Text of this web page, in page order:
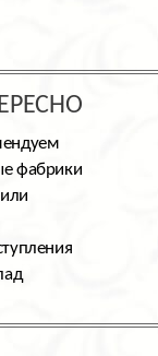
фабрики